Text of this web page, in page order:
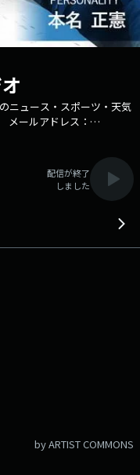
ニュース・スポーツ・天気
ールアドレス：
ョッピング 7:00 ニュース
おはようフォーカス 7:28
ろし 7:39 数字クイズ解答
あの日あのとき。 8:50 中
配信が終了
しました
by ARTIST COMMONS